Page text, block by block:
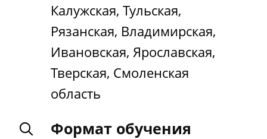
Калужская, Тульская,
Рязанская, Владимирская,
Ивановская, Ярославская,
Тверская, Смоленская
область
Формат обучения